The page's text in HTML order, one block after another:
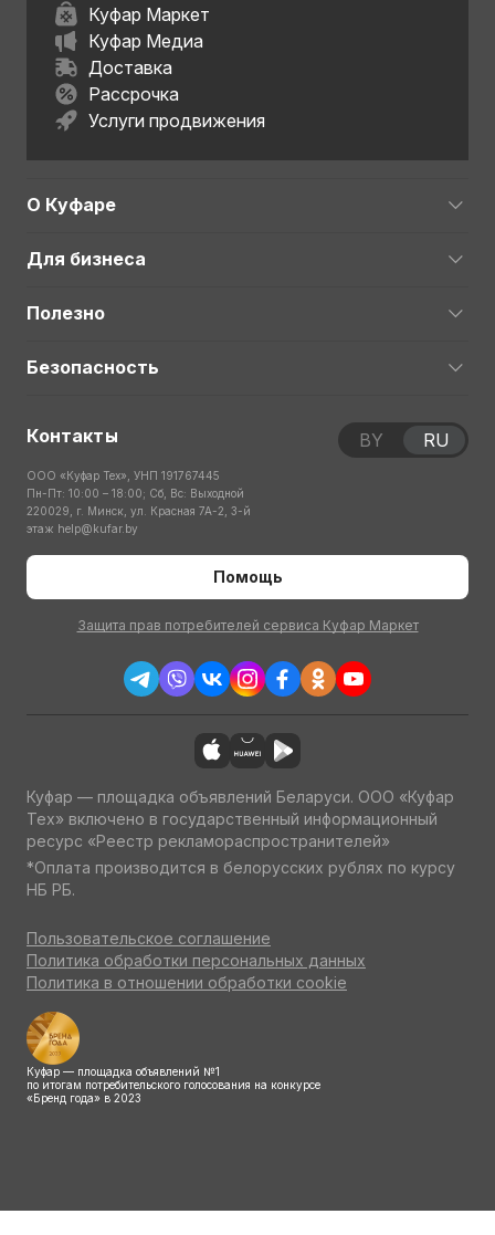
Куфар Маркет
Куфар Медиа
Доставка
Рассрочка
Услуги продвижения
О Куфаре
Для бизнеса
Полезно
Безопасность
Контакты
ООО «Куфар Тех», УНП 191767445
Пн-Пт: 10:00 – 18:00; Сб, Вс: Выходной
220029, г. Минск, ул. Красная 7А-2, 3-й
этаж help@kufar.by
Помощь
Защита прав потребителей сервиса Куфар Маркет
BY RU
Куфар — площадка объявлений Беларуси. ООО «Куфар
Тех» включено в государственный информационный
ресурс «Реестр рекламораспространителей»
*Оплата производится в белорусских рублях по курсу
НБ РБ.
Пользовательское соглашение
Политика обработки персональных данных
Политика в отношении обработки cookie
Куфар — площадка объявлений №1
по итогам потребительского голосования на конкурсе
«Бренд года» в 2023